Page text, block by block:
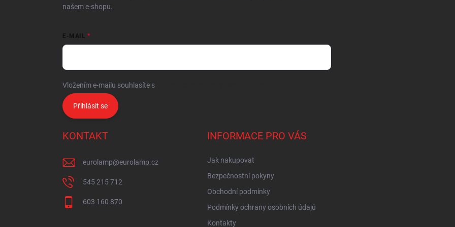
našem e-shopu.
E-MAIL
Vložením e-mailu souhlasíte s
Přihlásit se
KONTAKT
eurolamp@eurolamp.cz
545 215 712
603 160 870
INFORMACE PRO VÁS
Jak nakupovat
Bezpečnostní pokyny
Obchodní podmínky
Podmínky ochrany osobních údajů
Kontakty